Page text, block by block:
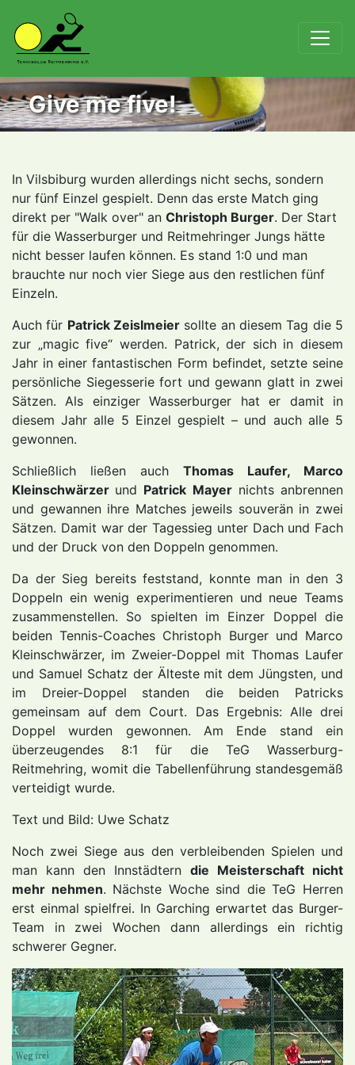
Give me five!
In Vilsbiburg wurden allerdings nicht sechs, sondern
nur fünf Einzel gespielt. Denn das erste Match ging
direkt per "Walk over" an Christoph Burger. Der Start
für die Wasserburger und Reitmehringer Jungs hätte
nicht besser laufen können. Es stand 1:0 und man
brauchte nur noch vier Siege aus den restlichen fünf
Einzeln.
Auch für Patrick Zeislmeier sollte an diesem Tag die 5
zur „magic five“ werden. Patrick, der sich in diesem
Jahr in einer fantastischen Form befindet, setzte seine
persönliche Siegesserie fort und gewann glatt in zwei
Sätzen. Als einziger Wasserburger hat er damit in
diesem Jahr alle 5 Einzel gespielt – und auch alle 5
gewonnen.
Schließlich ließen auch Thomas Laufer, Marco
Kleinschwärzer und Patrick Mayernichts anbrennen
und gewannen ihre Matches jeweils souverän in zwei
Sätzen. Damit war der Tagessieg unter Dach und Fach
und der Druck von den Doppeln genommen.
Da der Sieg bereits feststand, konnte man in den 3
Doppeln ein wenig experimentieren und neue Teams
zusammenstellen. So spielten im Einzer Doppel die
beiden Tennis-Coaches Christoph Burger und Marco
Kleinschwärzer, im Zweier-Doppel mit Thomas Laufer
und Samuel Schatz der Älteste mit dem Jüngsten, und
im Dreier-Doppel standen die beiden Patricks
gemeinsam auf dem Court. Das Ergebnis: Alle drei
Doppel wurden gewonnen. Am Ende stand ein
überzeugendes 8:1 für die TeG Wasserburg-
Reitmehring, womit die Tabellenführung standesgemäß
verteidigt wurde.
Text und Bild: Uwe Schatz
Noch zwei Siege aus den verbleibenden Spielen und
man kann den Innstädtern die Meisterschaft nicht
mehr nehmen. Nächste Woche sind die TeG Herren
erst einmal spielfrei. In Garching erwartet das Burger-
Team in zwei Wochen dann allerdings ein richtig
schwerer Gegner.